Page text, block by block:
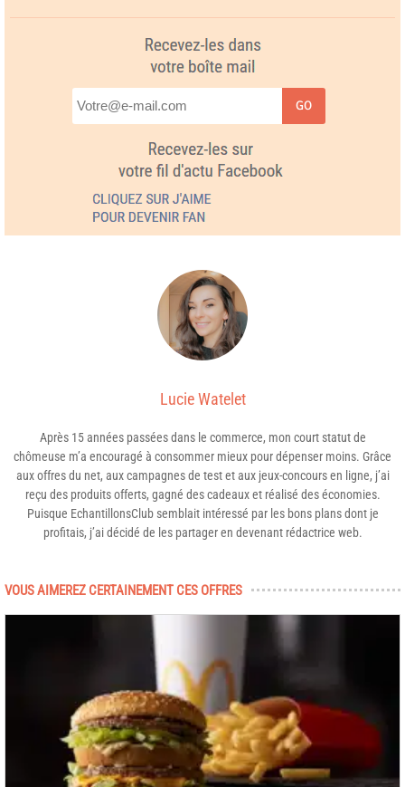
GO
Lucie Watelet
Après 15 années passées dans le commerce, mon court statut de
chômeuse m’a encouragé à consommer mieux pour dépenser moins. Grâce
aux offres du net, aux campagnes de test et aux jeux-concours en ligne, j’ai
reçu des produits offerts, gagné des cadeaux et réalisé des économies.
Puisque EchantillonsClub semblait intéressé par les bons plans dont je
profitais, j’ai décidé de les partager en devenant rédactrice web.
VOUS AIMEREZ CERTAINEMENT CES OFFRES